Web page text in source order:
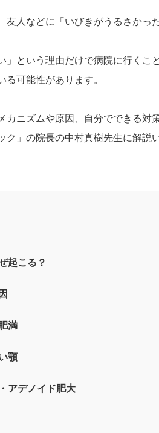
友人などに「いびきがうるさかっ
」という理由だけで病院に行く
る可能性があります。
カニズムや原因、自分でできる
ク」の院長の中村真樹先生に解説
起こる？
満
顎
アデノイド肥大